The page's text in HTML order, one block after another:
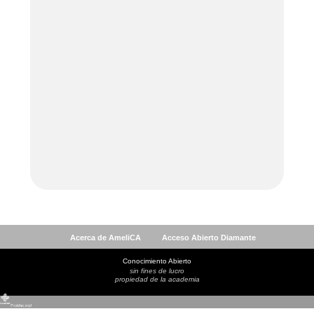
Acerca de AmeliCA Acceso Abierto Diamante
Conocimiento Abierto
sin fines de lucro
propiedad de la academia